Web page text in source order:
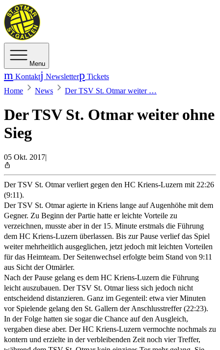
Menu
Kontakt Newsletter
Tickets
Home
News Der TSV St. Otmar weiter …
Der TSV St. Otmar weiter ohne
Sieg
05 Okt. 2017|
Der TSV St. Otmar verliert gegen den HC Kriens-Luzern mit 22:26
(9:11).
Der TSV St. Otmar agierte in Kriens lange auf Augenhöhe mit dem
Gegner. Zu Beginn der Partie hatte er leichte Vorteile zu
verzeichnen, musste aber in der 15. Minute erstmals die Führung
dem HC Kriens-Luzern überlassen. Bis zur Pause verlief das Spiel
weiter mehrheitlich ausgeglichen, jetzt jedoch mit leichten Vorteilen
für das Heimteam. Der Seitenwechsel erfolgte beim Stand von 9:11
aus Sicht der Otmärler.
Nach der Pause gelang es dem HC Kriens-Luzern die Führung
leicht auszubauen. Der TSV St. Otmar liess sich jedoch nicht
entscheidend distanzieren. Ganz im Gegenteil: etwa vier Minuten
vor Spielende gelang den St. Gallern der Anschlusstreffer (22:23).
In der Folge hatten sie sogar die Chance auf den Ausgleich,
vergaben diese aber. Der HC Kriens-Luzern vermochte nochmals zu
kontern und erzielte in der verbleibenden Zeit noch vier Treffer,